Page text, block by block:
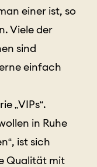
einer ist, so
Viele der
sind
einfach
„VIPs“.
in Ruhe
ist sich
Qualität mit